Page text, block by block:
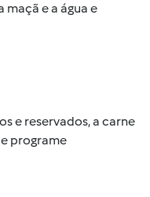
maçã e a água e
e reservados, a carne
programe